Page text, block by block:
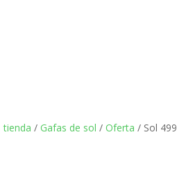
tienda / Gafas de sol /Oferta / Sol 499